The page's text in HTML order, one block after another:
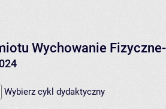
Wychowanie
Wybierz cykl dydaktyczny